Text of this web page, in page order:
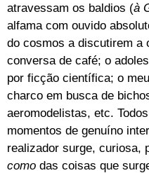
atravessam os baldios (à
alfama com ouvido
do cosmos a discutirem a
conversa de café; o
por ficção científica; o
charco em busca de
aeromodelistas, etc.
momentos de genuíno
realizador surge, curiosa,
como das coisas que